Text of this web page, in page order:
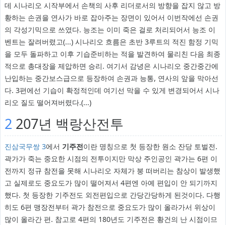
데 시나리오 시작부에서 손책의 사후 리더로서의 방향을 잡지 않고 방
황하는 손권을 연사가 바로 잡아주는 장면이 있어서 이번작에선 손권
의 각성기믹으로 쓰였다. 능조는 이미 죽은 걸로 처리되어서 능조 이
벤트는 잘려버렸고(...) 시나리오 흐름은 초반 3루트의 적진 함정 기믹
을 모두 돌파하고 이후 기습준비하는 적을 발견하여 물리친 다음 최종
적으로 총대장을 제압하면 승리. 여기서 감녕은 시나리오 중간중간에
난입하는 중간보스급으로 등장하여 손권과 능통, 연사의 앞을 막아선
다. 3편에선 기습이 확정적인데 여기선 막을 수 있게 변경되어서 시나
리오 질도 떨어져버렸다.(...)
2 207년 백랑산전투
진삼국무쌍 3에서 기주전이란 명칭으로 첫 등장한 원소 잔당 토벌전.
곽가가 죽는 중요한 시점의 전투이지만 막상 주인공인 곽가는 6편 이
전까지 정규 참전을 못해 시나리오 자체가 붕 떠버리는 참상이 발생했
고 실제로도 중요도가 많이 떨어져서 4편엔 아예 편입이 안 되기까지
했다. 첫 등장한 기주전도 외전편입으로 간당간당하게 된것이다. 다행
히도 6편 맹장전부터 곽가 참전으로 중요도가 많이 올라가서 위상이
많이 올라간 편. 참고로 4편의 180년도 기주전은 황건의 난 시점이므